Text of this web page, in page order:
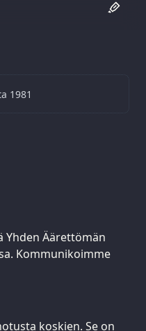
Yhden Äärettömän
Kommunikoimme
koskien. Se on
1981